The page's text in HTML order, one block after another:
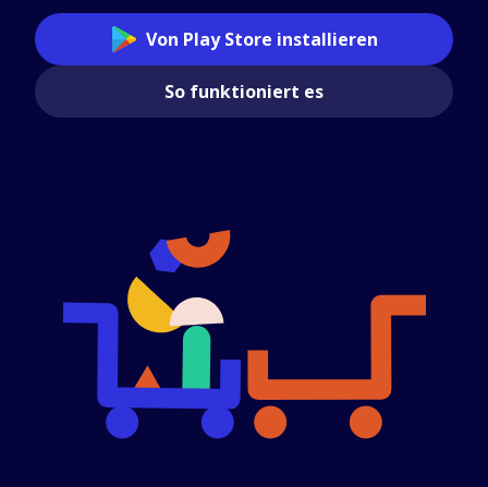
Von Play Store installieren
So funktioniert es